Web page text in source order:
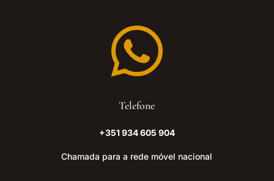

Telefone
+351 934 605 904
Chamada para a rede móvel nacional